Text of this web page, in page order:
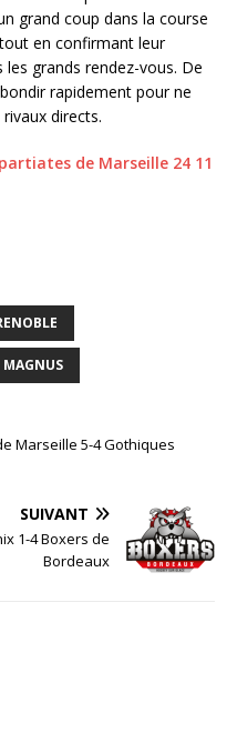
grand coup dans la course
en confirmant leur
grands rendez-vous. De
rapidement pour ne
directs.
de Marseille 24 11
MAGNUS
Marseille 5-4 Gothiques
SUIVANT
1-4 Boxers de
Bordeaux